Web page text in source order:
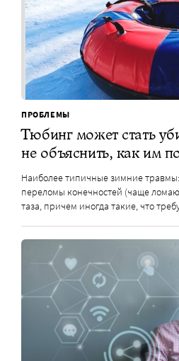
ПРОБЛЕМЫ
Тюбинг может стать
не объяснить, как им
Наиболее типичные зимние
переломы конечностей (чаще
таза, причем иногда такие, что